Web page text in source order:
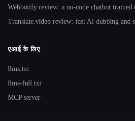
Webbotify review: a no-code chatbot trained
Translate.video review: fast AI dubbing and
एआई के लिए
llms.txt
llms-full.txt
MCP server